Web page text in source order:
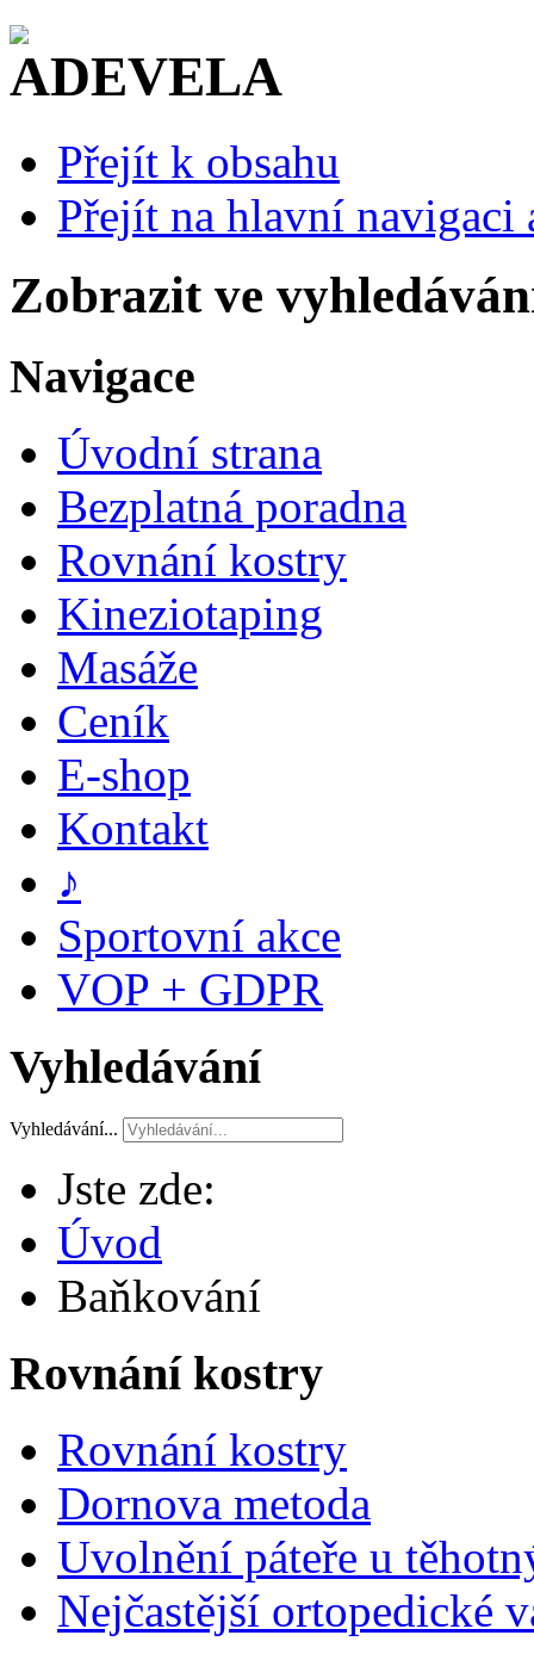
Přejít k obsahu
Přejít na hlavní navigaci
Zobrazit ve
Navigace
Úvodní strana
Bezplatná poradna
Rovnání kostry
Kineziotaping
Masáže
Ceník
E-shop
Kontakt
♪
Sportovní akce
VOP + GDPR
Vyhledávání
Vyhledávání...
Jste zde:
Úvod
Baňkování
Rovnání kostry
Rovnání kostry
Dornova metoda
Uvolnění páteře u
Nejčastější ortopedické